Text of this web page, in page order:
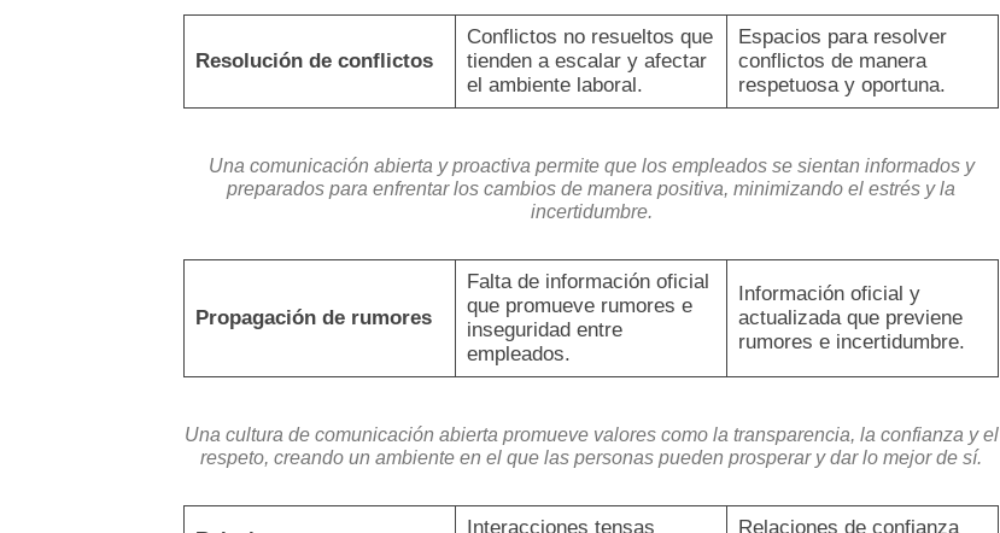
Resolución de conflictos
Conflictos no resueltos que
tienden a escalar y afectar
el ambiente laboral.
Espacios para resolver
conflictos de manera
respetuosa y oportuna.
Una comunicación abierta y proactiva permite que los empleados se sientan informados y
preparados para enfrentar los cambios de manera positiva, minimizando el estrés y la
incertidumbre.
Propagación de rumores
Falta de información oficial
que promueve rumores e
inseguridad entre
empleados.
Información oficial y
actualizada que previene
rumores e incertidumbre.
Una cultura de comunicación abierta promueve valores como la transparencia, la confianza y el
respeto, creando un ambiente en el que las personas pueden prosperar y dar lo mejor de sí.
Interacciones tensas
Relaciones de confianza